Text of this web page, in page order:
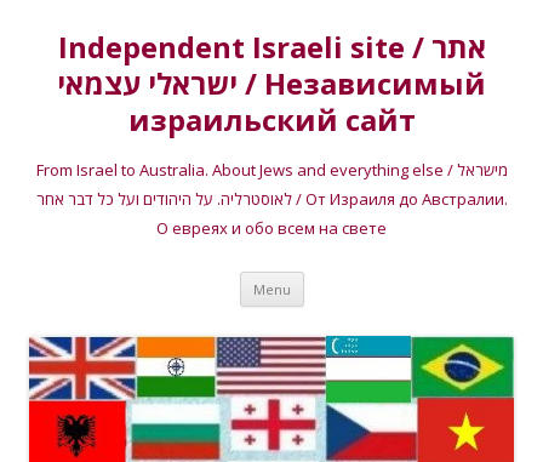
Independent Israeli site / אתר
ישראלי עצמאי / Независимый
израильский сайт
From Israel to Australia. About Jews and everything else / מישראל
לאוסטרליה. על היהודים ועל כל דבר אחר / От Израиля до Австралии.
О евреях и обо всем на свете
Menu Skip
content